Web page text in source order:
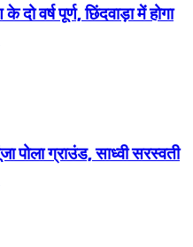
दो वर्ष पूर्ण, छिंदवाड़ा में होगा
पोला ग्राउंड, साध्वी सरस्वती